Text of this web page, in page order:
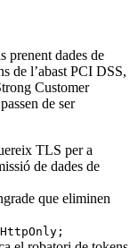
prenent dades de
de l’abast PCI DSS,
Customer
de ser
TLS per a
de dades de
que eliminen